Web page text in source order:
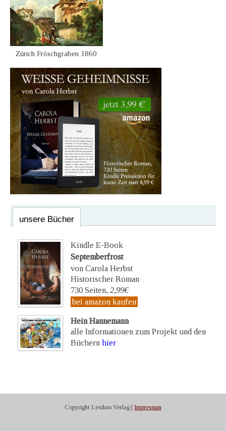
Zürich Fröschgraben 1860
unsere Bücher
Kindle E-Book
Septemberfrost
von Carola Herbst
Historischer Roman
730 Seiten, 2,99€
bei amazon kaufen
Hein Hannemann
alle Informationen zum Projekt und den
Büchern hier
Copyright Lexikus Verlag | Impressum